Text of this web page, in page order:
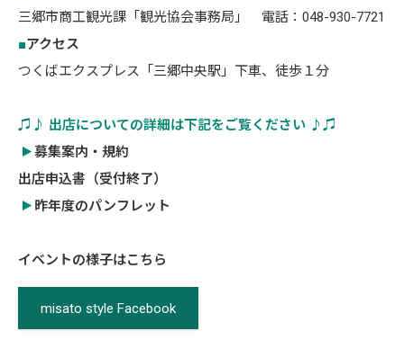
三郷市商工観光課「観光協会事務局」 電話：048-930-7721
■アクセス
つくばエクスプレス「三郷中央駅」下車、徒歩１分
♫♪ 出店についての詳細は下記をご覧ください ♪♫
募集案内・規約
出店申込書（受付終了）
昨年度のパンフレット
イベントの様子はこちら
misato style Facebook